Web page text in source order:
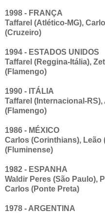
1998 - FRANÇA
Taffarel (Atlético-MG),
(Cruzeiro)
1994 - ESTADOS UNIDOS
Taffarel (Reggina-Itália),
(Flamengo)
1990 - ITÁLIA
Taffarel (Internacional-
(Flamengo)
1986 - MÉXICO
Carlos (Corinthians), Leão
(Fluminense)
1982 - ESPANHA
Waldir Peres (São Paulo),
Carlos (Ponte Preta)
1978 - ARGENTINA